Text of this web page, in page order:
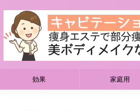
効果 家庭用